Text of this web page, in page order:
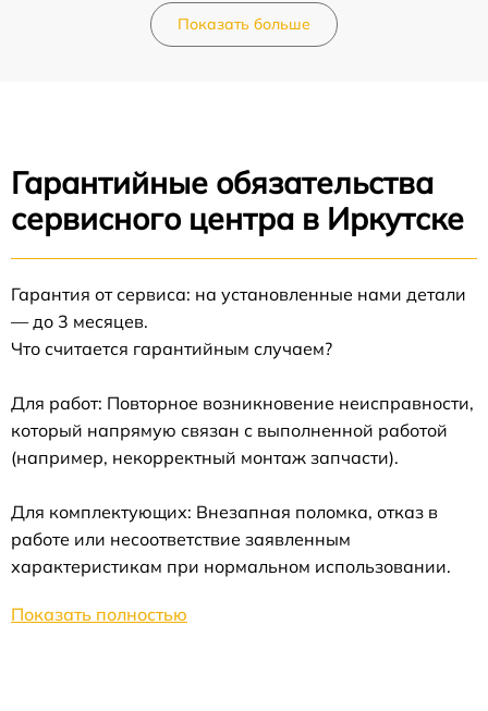
Показать больше
Гарантийные обязательства
сервисного центра в Иркутске
Гарантия от сервиса: на установленные нами детали
— до 3 месяцев.
Что считается гарантийным случаем?
Для работ: Повторное возникновение неисправности,
который напрямую связан с выполненной работой
(например, некорректный монтаж запчасти).
Для комплектующих: Внезапная поломка, отказ в
работе или несоответствие заявленным
характеристикам при нормальном использовании.
Показать полностью